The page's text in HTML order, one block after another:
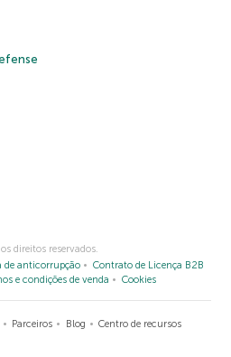
direitos reservados.
de anticorrupção
Contrato de Licença B2B
e condições de venda Cookies
Parceiros Blog
Centro de recursos